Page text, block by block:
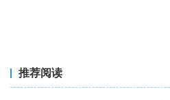
推荐阅读